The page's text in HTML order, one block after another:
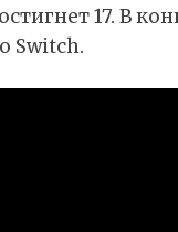
17. В
Switch.